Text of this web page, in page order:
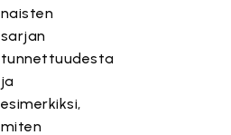
naisten
sarjan
tunnettuudesta
ja
esimerkiksi,
miten